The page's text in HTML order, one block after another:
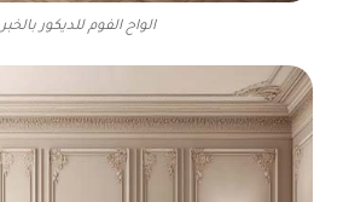
الواح الفوم للديكور بالخبر